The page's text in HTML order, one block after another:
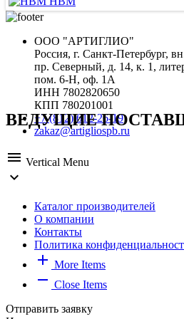
ВЕДУЩИЕ
ООО "АРТИГЛИО"
Россия, г. Санкт-Петербург,
пр. Северный, д. 14, к. 1,
пом. 6-Н, оф. 1А
ИНН 7802820650
КПП 780201001
+7 (812) 612-26-19
zakaz@artigliospb.ru
menu Vertical Menu
expand_more
Каталог производителей
О компании
Контакты
Политика
add More Items
remove Close Items
Отправить заявку